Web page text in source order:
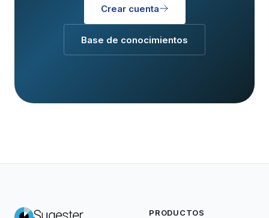
Crear cuenta
Base de conocimientos
PRODUCTOS